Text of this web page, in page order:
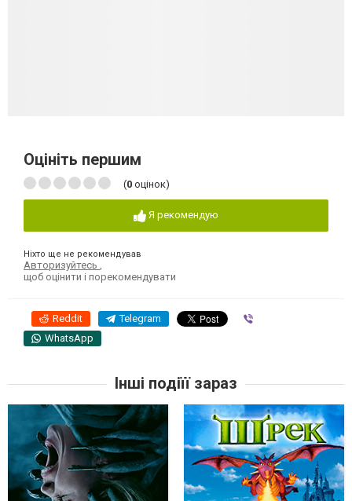
Оцініть першим
(0 оцінок)
Я рекомендую
Ніхто ще не рекомендував
Авторизуйтесь
щоб оцінити і порекомендувати
Reddit Telegram
WhatsApp
Інші подіїї зараз